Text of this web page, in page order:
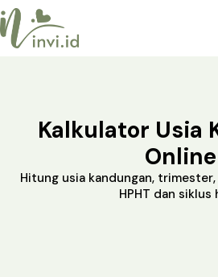
Kalkulator Usia
Online
Hitung usia kandungan, trimester,
HPHT dan siklus